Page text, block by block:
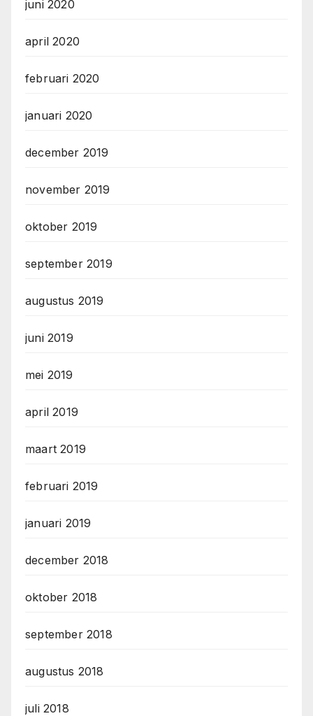
juni 2020
april 2020
februari 2020
januari 2020
december 2019
november 2019
oktober 2019
september 2019
augustus 2019
juni 2019
mei 2019
april 2019
maart 2019
februari 2019
januari 2019
december 2018
oktober 2018
september 2018
augustus 2018
juli 2018